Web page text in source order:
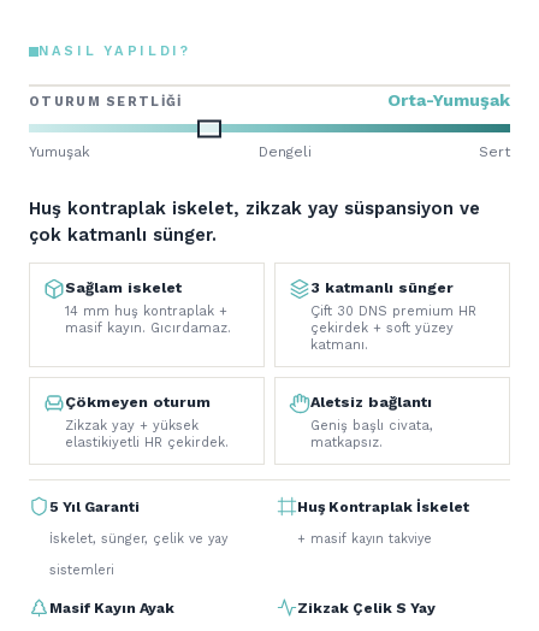
NASIL YAPILDI?
Huş kontraplak iskelet, zikzak yay süspansiyon ve
çok katmanlı sünger.
Sağlam iskelet
14 mm huş kontraplak +
masif kayın. Gıcırdamaz.
3 katmanlı sünger
Çift 30 DNS premium HR
çekirdek + soft yüzey
katmanı.
Çökmeyen oturum
Zikzak yay + yüksek
elastikiyetli HR çekirdek.
Aletsiz bağlantı
Geniş başlı civata,
matkapsız.
5 Yıl Garanti
İskelet, sünger, çelik ve yay
sistemleri
Huş Kontraplak İskelet
+ masif kayın takviye
Masif Kayın Ayak Zikzak Çelik S Yay
OTURUM SERTLIĞI Orta-Yumuşak
Yumuşak Dengeli Sert